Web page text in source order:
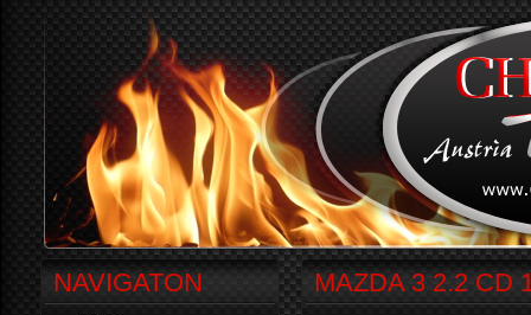
MAZDA 3 2.2 CD
NAVIGATON